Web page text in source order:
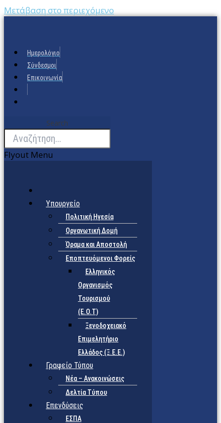
Μετάβαση στο περιεχόμενο
Ημερολόγιο
Σύνδεσμοι
Επικοινωνία
Search
Flyout Menu
Υπουργείο
Πολιτική Ηγεσία
Οργανωτική Δομή
Όραμα και Αποστολή
Εποπτευόμενοι Φορείς
Eλληνικός
Οργανισμός
Τουρισμού
(Ε.Ο.Τ)
Ξενοδοχειακό
Επιμελητήριο
Ελλάδος (Ξ.Ε.Ε.)
Γραφείο Τύπου
Νέα – Ανακοινώσεις
Δελτία Τύπου
Επενδύσεις
ΕΣΠΑ